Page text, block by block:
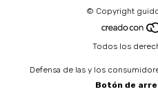
© Copyright
Todos los
Defensa de las y los
Botón de